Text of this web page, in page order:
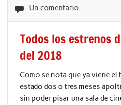
Un comentario
Todos los estrenos
del 2018
Como se nota que ya viene el
estado dos o tres meses
sin poder pisar una sala de